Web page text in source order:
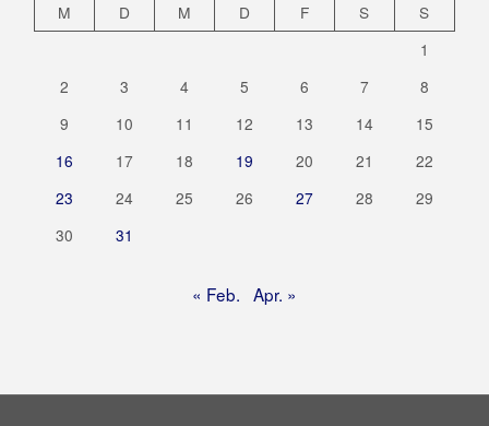
M D M D F S
S
1
2
3 4 5 6 7
8
9
10 11 12 13 14
15
16
17 18 19 20 21
22
23
24 25 26 27 28
29
30
31
« Feb. Apr. »